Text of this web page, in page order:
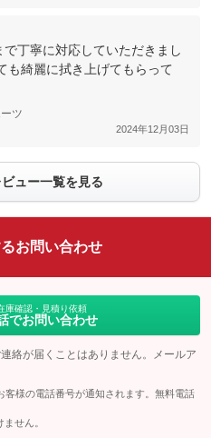
丁寧に対応していただきまし
も綺麗に拭き上げてもらって
ツ
2024年12月03日
ュー一覧を見る
お問い合わせ
庫確認・見積り依頼
でお問い合わせ
絡が届くことはありません。メールア
様の電話番号が通知されます。無料電話
せん。